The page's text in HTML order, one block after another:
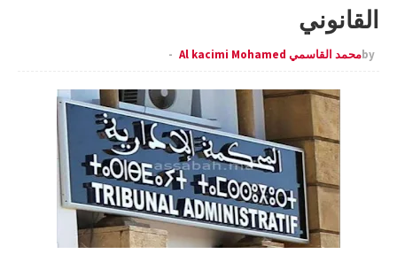
القانوني
byمحمد القاسمي Al kacimi Mohamed